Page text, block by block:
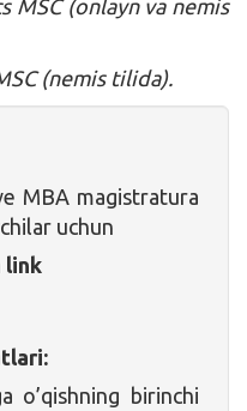
MSC (onlayn va nemis
(nemis tilida).
MBA magistratura
uchun
link
o’qishning birinchi